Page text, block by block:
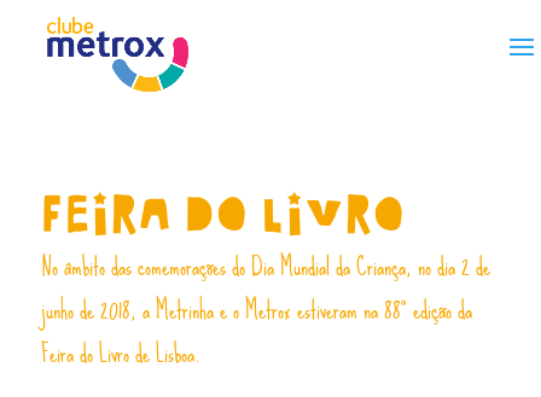
Skip to content
Feira do Livro
No âmbito das comemorações do Dia Mundial da Criança, no dia 2 de
junho de 2018, a Metrinha e o Metrox estiveram na 88ª edição da
Feira do Livro de Lisboa.